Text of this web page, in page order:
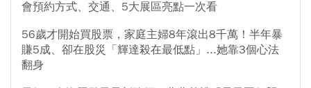
會預約方式、交通、5大展區亮點一次看
56歲才開始買股票，家庭主婦8年滾出8千萬！半年暴
賺5成、卻在股災「輝達殺在最低點」...她靠3個心法
翻身